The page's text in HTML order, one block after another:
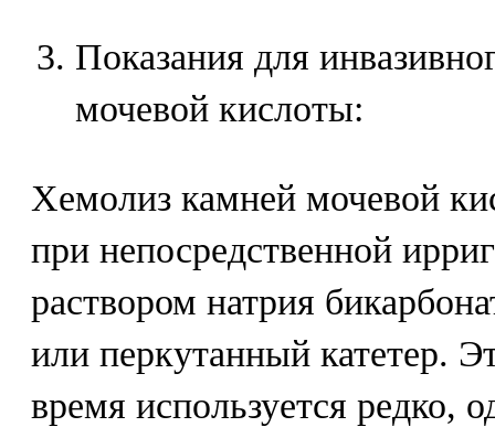
Показания для
мочевой кислоты:
Хемолиз камней мочевой
при непосредственной
раствором натрия
или перкутанный катетер.
время используется редко,